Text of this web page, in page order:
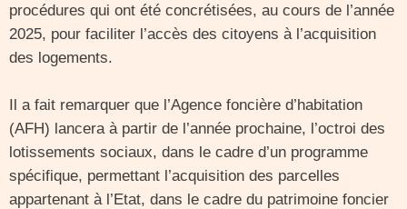
procédures qui ont été concrétisées, au cours de l’année
2025, pour faciliter l’accès des citoyens à l’acquisition
des logements.
Il a fait remarquer que l’Agence foncière d’habitation
(AFH) lancera à partir de l’année prochaine, l’octroi des
lotissements sociaux, dans le cadre d’un programme
spécifique, permettant l’acquisition des parcelles
appartenant à l’Etat, dans le cadre du patrimoine foncier